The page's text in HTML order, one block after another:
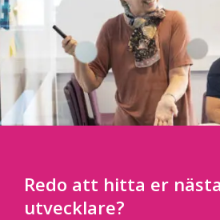
Redo att hitta er
utvecklare?